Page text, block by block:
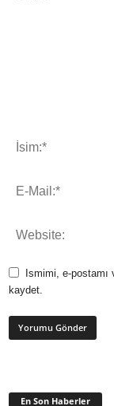
Ismimi, e-
kaydet.
En Son Haberler